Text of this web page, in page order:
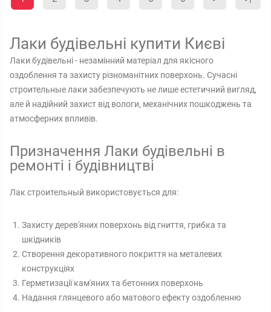
Лаки будівельні купити Києві
Лаки будівельні - незамінний матеріал для якісного
оздоблення та захисту різноманітних поверхонь. Сучасні
строительные лаки забезпечують не лише естетичний вигляд,
але й надійний захист від вологи, механічних пошкоджень та
атмосферних впливів.
Призначення Лаки будівельні в
ремонті і будівництві
Лак строительный використовується для:
Захисту дерев'яних поверхонь від гниття, грибка та
шкідників
Створення декоративного покриття на металевих
конструкціях
Герметизації кам'яних та бетонних поверхонь
Надання глянцевого або матового ефекту оздобленню